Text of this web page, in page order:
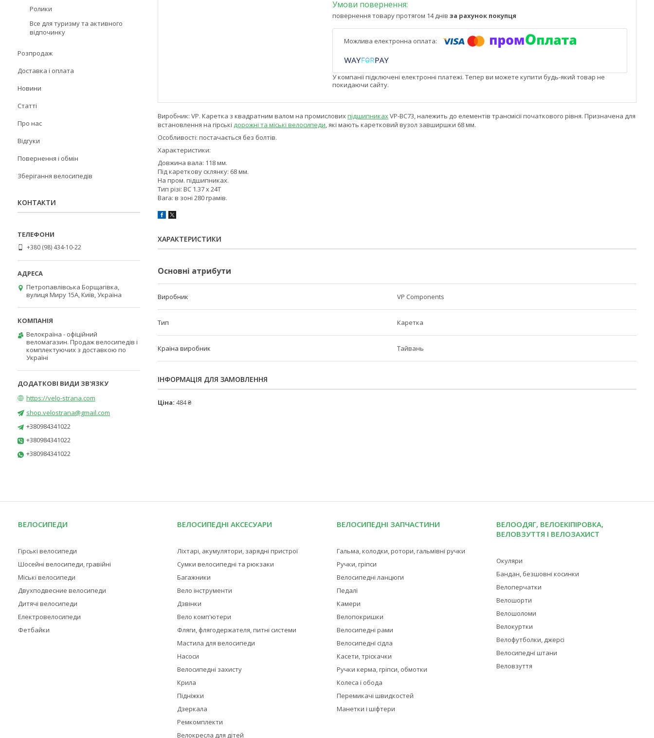
повернення товару протягом 14 днів за рахунок покупця
У компанії підключені електронні платежі. Тепер ви можете купити будь-який товар не
покидаючи сайту.
Виробник: VP. Каретка з квадратним валом на промисловихпідшипникахVP-BC73, належить до елементів трансмісії початкового рівня. Призначена для
встановлення на гірські дорожні та міські велосипеди, які мають каретковий вузол завширшки 68 мм.
Особливості: постачається без болтів.
Характеристики:
Довжина вала: 118 мм.
Під кареткову склянку: 68 мм.
На пром. підшипниках.
Тип різі: BC 1.37 x 24T
Вага: в зоні 280 грамів.
ХАРАКТЕРИСТИКИ
Основні атрибути
Виробник VP Components
Тип Каретка
Країна виробник Тайвань
ІНФОРМАЦІЯ ДЛЯ ЗАМОВЛЕННЯ
Ціна: 484 ₴
Ролики
Все для туризму та активного
відпочинку
Розпродаж
Доставка і оплата
Новини
Статті
Про нас
Відгуки
Повернення і обмін
Зберігання велосипедів
КОНТАКТИ
+380 (98) 434-10-22
Петропавлівська Борщагівка,
вулиця Миру 15А, Київ, Україна
Велокраїна - офіційний
веломагазин. Продаж велосипедів і
комплектуючих з доставкою по
Україні
https://velo-strana.com
shop.velostrana@gmail.com
+380984341022
+380984341022
+380984341022
ВЕЛОСИПЕДИ
Гірські велосипеди
Шосейні велосипеди, гравійні
Міські велосипеди
Двухподвесние велосипеди
Дитячі велосипеди
Електровелосипеди
Фетбайки
ВЕЛОСИПЕДНІ АКСЕСУАРИ
Ліхтарі, акумулятори, зарядні пристрої
Сумки велосипедні та рюкзаки
Багажники
Вело інструменти
Дзвінки
Вело комп'ютери
Фляги, флягодержателя, питні системи
Мастила для велосипеди
Насоси
Велосипедні захисту
Крила
Підніжки
Дзеркала
Ремкомплекти
Велокресла для дітей
ВЕЛОСИПЕДНІ ЗАПЧАСТИНИ
Гальма, колодки, ротори, гальмівні ручки
Ручки, гріпси
Велосипедні ланцюги
Педалі
Камери
Велопокришки
Велосипедні рами
Велосипедні сідла
Касети, тріскачки
Ручки керма, гріпси, обмотки
Колеса і обода
Перемикачі швидкостей
Манетки і шіфтери
ВЕЛООДЯГ, ВЕЛОЕКІПІРОВКА,
ВЕЛОВЗУТТЯ І ВЕЛОЗАХИСТ
Окуляри
Бандан, безшовні косинки
Велоперчатки
Велошорти
Велошоломи
Велокуртки
Велофутболки, джерсі
Велосипедні штани
Веловзуття